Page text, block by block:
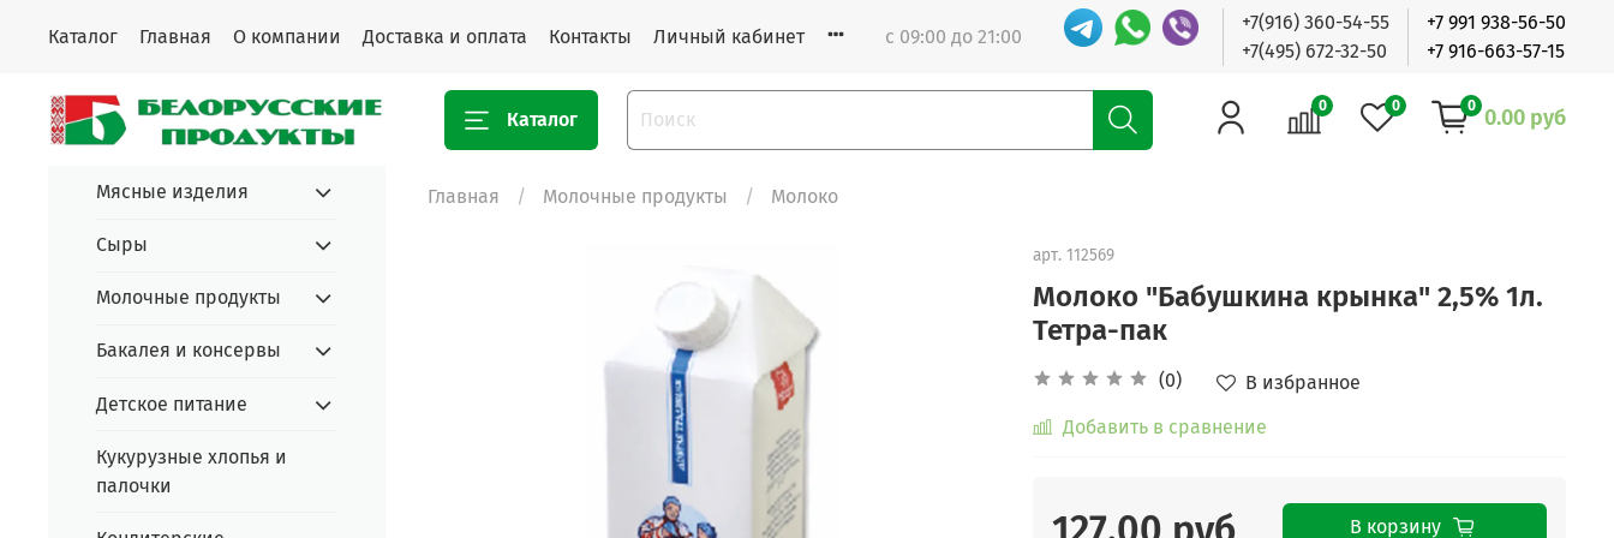
Каталог Главная О компании Доставка и оплата Контакты Личный кабинет с 09:00 до 21:00
+7(916) 360-54-55
+7(495) 672-32-50
+7 991 938-56-50
+7 916-663-57-15
Каталог
0 0 0 0.00 руб
Главная Молочные продукты Молоко
арт. 112569
Молоко "Бабушкина крынка" 2,5% 1л.
Тетра-пак
(0)
В избранное
Добавить в сравнение
В корзину
Мясные изделия
Сыры
Молочные продукты
Бакалея и консервы
Детское питание
Кукурузные хлопья и
палочки